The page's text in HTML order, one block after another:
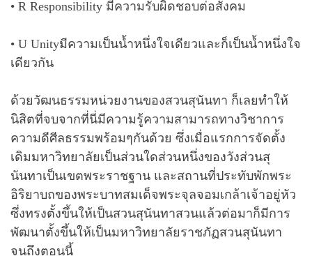
• R Responsibility มีความรับผิดชอบต่อสังคม
• U Unityมีความเป็นน้ำหนึ่งใจเดียวและก็เป็นน้ำหนึ่งใจ
เดียวกัน
ด้วยวัฒนธรรมหน่วยงานของสวนสุนันทา ก็เลยทำให้
นิสิตที่จบจากที่นี่มีความรู้ความสามารถทางวิชาการ
ความดีศีลธรรมพร้อมๆกันด้วย ซึ่งเมื่อแรกการจัดตั้ง
เดิมมหาวิทยาลัยเป็นส่วนใดส่วนหนึ่งของวังส่วนสุ
นันทาเป็นเขตพระราชฐาน และสถานที่ประทับพักพระ
อิริยาบถของพระบาทสมเด็จพระจุลจอมเกล้าเจ้าอยู่หัว
ซึ่งทรงตั้งขึ้นให้เป็นสวนสุนันทาสวนแล้วต่อมาก็มีการ
พัฒนาตั้งขึ้นให้เป็นมหาวิทยาลัยราชภัฏสวนสุนันทา
จนถึงตอนนี้